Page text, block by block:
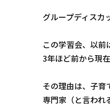
グループディスカ
この学習会、以前
3年ほど前から現
その理由は、子育
専門家（と言われ